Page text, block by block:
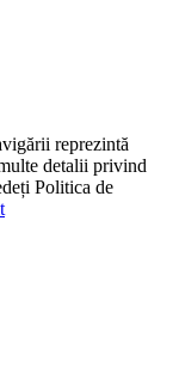
reprezintă
detalii privind
Politica de